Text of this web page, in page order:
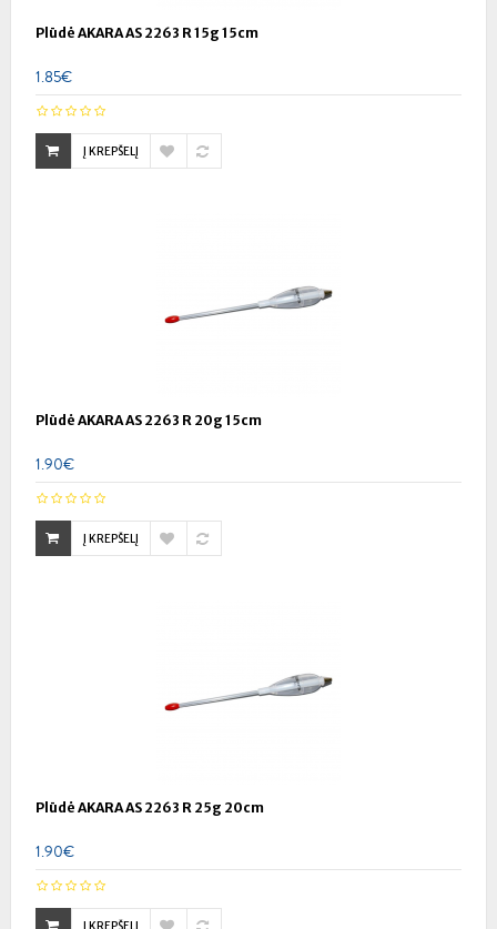
Plūdė AKARA AS 2263 R 15g 15cm
1.85€
Į KREPŠELĮ
Plūdė AKARA AS 2263 R 20g 15cm
1.90€
Į KREPŠELĮ
Plūdė AKARA AS 2263 R 25g 20cm
1.90€